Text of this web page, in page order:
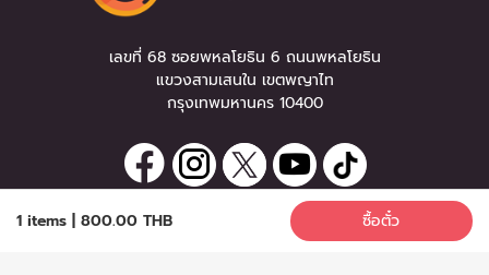
1 items 800.00 THB ซื้อตั๋ว
เลขที่ 68 ซอยพหลโยธิน 6 ถนนพหลโยธิน
แขวงสามเสนใน เขตพญาไท
กรุงเทพมหานคร 10400
ลงทะเบียนรับข่าวสาร